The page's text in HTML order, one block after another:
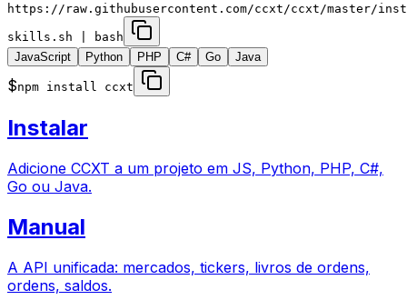
https://raw.githubusercontent.com/ccxt/ccxt/master/
skills.sh | bash
JavaScript
Python PHP C# Go Java
$npm install ccxt
Instalar
Adicione CCXT a um projeto em JS, Python, PHP, C#,
Go ou Java.
Manual
A API unificada: mercados, tickers, livros de ordens,
ordens, saldos.